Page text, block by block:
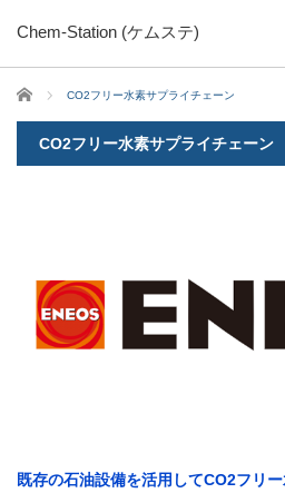
Chem-Station (ケムステ)
ホーム CO2フリー水素サプライチェーン
CO2フリー水素サプライチェーン
既存の石油設備を活用してCO2フリ